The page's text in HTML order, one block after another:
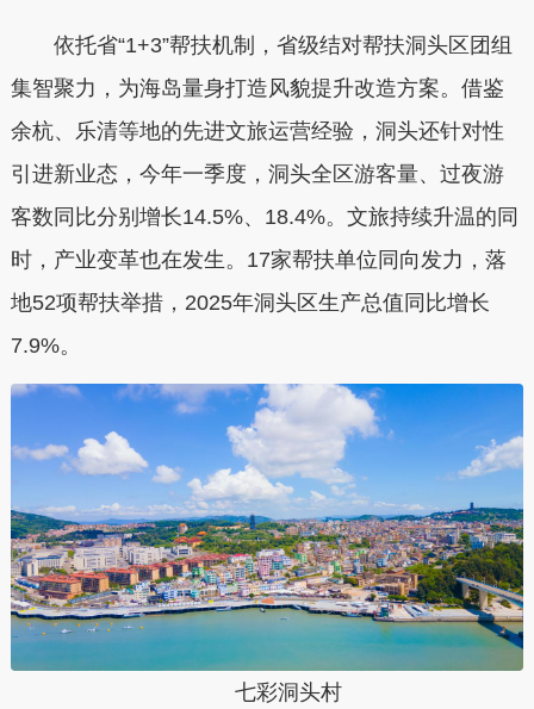
依托省“1+3”帮扶机制，省级结对帮扶洞头区团组
集智聚力，为海岛量身打造风貌提升改造方案。借鉴
余杭、乐清等地的先进文旅运营经验，洞头还针对性
引进新业态，今年一季度，洞头全区游客量、过夜游
客数同比分别增长14.5%、18.4%。文旅持续升温的同
时，产业变革也在发生。17家帮扶单位同向发力，落
地52项帮扶举措，2025年洞头区生产总值同比增长
7.9%。
七彩洞头村